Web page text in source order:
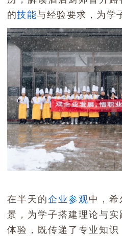
的技能与经验要求，为学
在半天的企业参观中，希
景，为学子搭建理论与
体验，既传递了专业知